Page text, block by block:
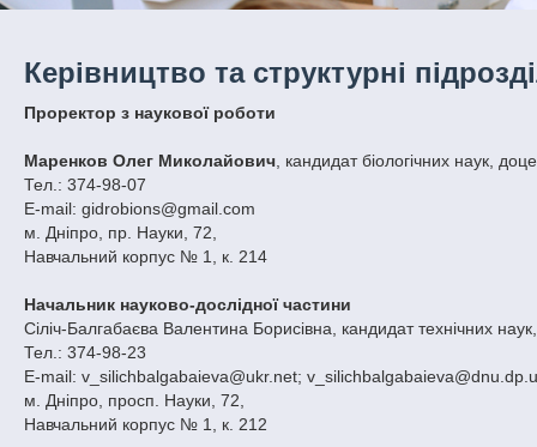
Керівництво та структурні
Проректор з наукової роботи
Маренков Олег Миколайович, кандидат біологічних наук,
Тел.: 374-98-07
E-mail: gidrobions@gmail.com
м. Дніпро, пр. Науки, 72,
Навчальний корпус № 1, к. 214
Начальник науково-дослідної частини
Сіліч-Балгабаєва Валентина Борисівна, кандидат технічних
Тел.: 374-98-23
E-mail: v_silichbalgabaieva@ukr.net;
м. Дніпро, просп. Науки, 72,
Навчальний корпус № 1, к. 212